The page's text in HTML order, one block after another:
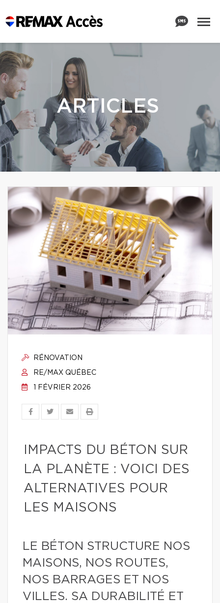
ARTICLES
RÉNOVATION
RE/MAX QUÉBEC
1 FÉVRIER 2026
IMPACTS DU BÉTON SUR
LA PLANÈTE : VOICI DES
ALTERNATIVES POUR
LES MAISONS
LE BÉTON STRUCTURE NOS
MAISONS, NOS ROUTES,
NOS BARRAGES ET NOS
VILLES. SA DURABILITÉ ET